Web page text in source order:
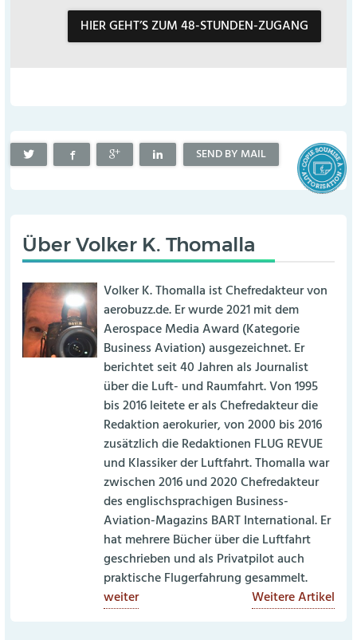
HIER GEHT’S ZUM 48-STUNDEN-ZUGANG
SEND BY MAIL
ÜberVolker K. Thomalla
Volker K. Thomalla ist Chefredakteur von
aerobuzz.de. Er wurde 2021 mit dem
Aerospace Media Award (Kategorie
Business Aviation) ausgezeichnet. Er
berichtet seit 40 Jahren als Journalist
über die Luft- und Raumfahrt. Von 1995
bis 2016 leitete er als Chefredakteur die
Redaktion aerokurier, von 2000 bis 2016
zusätzlich die Redaktionen FLUG REVUE
und Klassiker der Luftfahrt. Thomalla war
zwischen 2016 und 2020 Chefredakteur
des englischsprachigen Business-
Aviation-Magazins BART International. Er
hat mehrere Bücher über die Luftfahrt
geschrieben und als Privatpilot auch
praktische Flugerfahrung gesammelt.
weiter
Weitere Artikel